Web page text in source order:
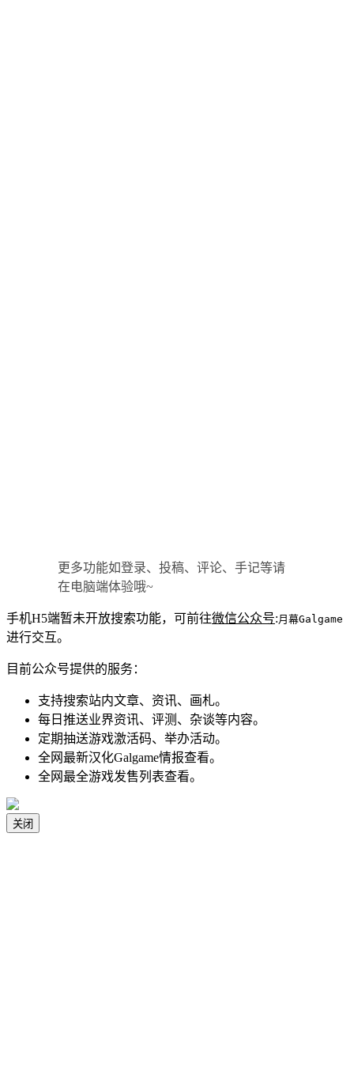
更多功能如登录、投稿、评论、手记等请
在电脑端体验哦~
手机H5端暂未开放搜索功能，可前往微信公众号:月幕Galgame
进行交互。
目前公众号提供的服务：
支持搜索站内文章、资讯、画札。
每日推送业界资讯、评测、杂谈等内容。
定期抽送游戏激活码、举办活动。
全网最新汉化Galgame情报查看。
全网最全游戏发售列表查看。
关闭